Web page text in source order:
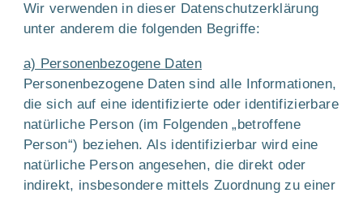
Wir verwenden in dieser Datenschutzerklärung
unter anderem die folgenden Begriffe:
a) Personenbezogene Daten
Personenbezogene Daten sind alle Informationen,
die sich auf eine identifizierte oder identifizierbare
natürliche Person (im Folgenden „betroffene
Person“) beziehen. Als identifizierbar wird eine
natürliche Person angesehen, die direkt oder
indirekt, insbesondere mittels Zuordnung zu einer